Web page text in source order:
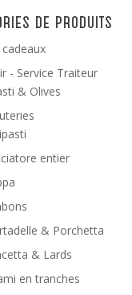
de produits
- Service Traiteur
& Olives
entier
& Porchetta
& Lards
en tranches